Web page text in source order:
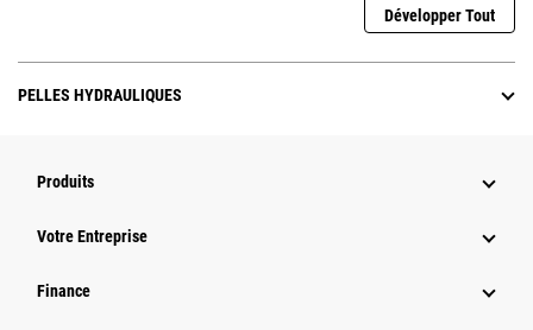
Développer Tout
PELLES HYDRAULIQUES
Produits
Votre Entreprise
Finance